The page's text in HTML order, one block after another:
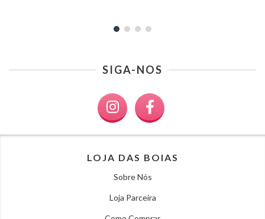
SIGA-NOS
LOJA DAS BOIAS
Sobre Nós
Loja Parceira